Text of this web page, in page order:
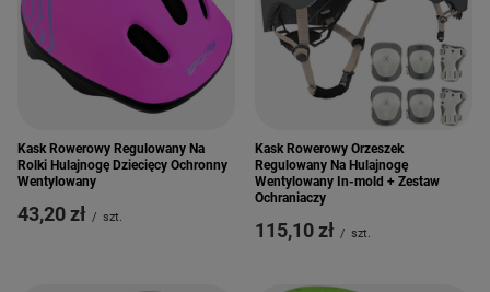
Kask Rowerowy Regulowany Na
Rolki Hulajnogę Dziecięcy Ochronny
Wentylowany
43,20 zł / szt.
Kask Rowerowy Orzeszek
Regulowany Na Hulajnogę
Wentylowany In-mold + Zestaw
Ochraniaczy
115,10 zł / szt.